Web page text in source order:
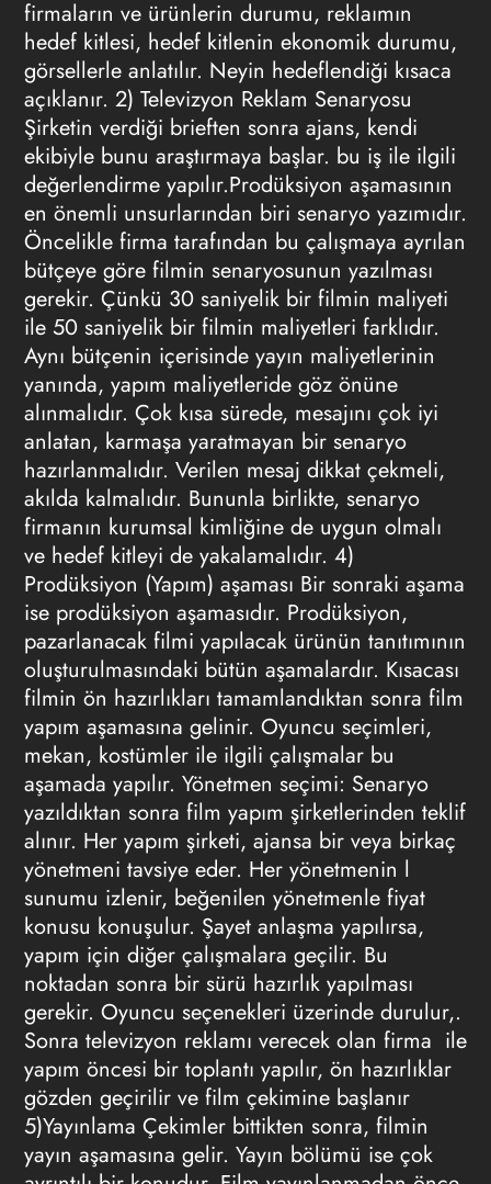
firmaların ve ürünlerin durumu, reklaımın
hedef kitlesi, hedef kitlenin ekonomik durumu,
görsellerle anlatılır. Neyin hedeflendiği kısaca
açıklanır. 2) Televizyon Reklam Senaryosu
Şirketin verdiği brieften sonra ajans, kendi
ekibiyle bunu araştırmaya başlar. bu iş ile ilgili
değerlendirme yapılır.Prodüksiyon aşamasının
en önemli unsurlarından biri senaryo yazımıdır.
Öncelikle firma tarafından bu çalışmaya ayrılan
bütçeye göre filmin senaryosunun yazılması
gerekir. Çünkü 30 saniyelik bir filmin maliyeti
ile 50 saniyelik bir filmin maliyetleri farklıdır.
Aynı bütçenin içerisinde yayın maliyetlerinin
yanında, yapım maliyetleride göz önüne
alınmalıdır. Çok kısa sürede, mesajını çok iyi
anlatan, karmaşa yaratmayan bir senaryo
hazırlanmalıdır. Verilen mesaj dikkat çekmeli,
akılda kalmalıdır. Bununla birlikte, senaryo
firmanın kurumsal kimliğine de uygun olmalı
ve hedef kitleyi de yakalamalıdır. 4)
Prodüksiyon (Yapım) aşaması Bir sonraki aşama
ise prodüksiyon aşamasıdır. Prodüksiyon,
pazarlanacak filmi yapılacak ürünün tanıtımının
oluşturulmasındaki bütün aşamalardır. Kısacası
filmin ön hazırlıkları tamamlandıktan sonra film
yapım aşamasına gelinir. Oyuncu seçimleri,
mekan, kostümler ile ilgili çalışmalar bu
aşamada yapılır. Yönetmen seçimi: Senaryo
yazıldıktan sonra film yapım şirketlerinden teklif
alınır. Her yapım şirketi, ajansa bir veya birkaç
yönetmeni tavsiye eder. Her yönetmenin l
sunumu izlenir, beğenilen yönetmenle fiyat
konusu konuşulur. Şayet anlaşma yapılırsa,
yapım için diğer çalışmalara geçilir. Bu
noktadan sonra bir sürü hazırlık yapılması
gerekir. Oyuncu seçenekleri üzerinde durulur,.
Sonra televizyon reklamı verecek olan firma ile
yapım öncesi bir toplantı yapılır, ön hazırlıklar
gözden geçirilir ve film çekimine başlanır
5)Yayınlama Çekimler bittikten sonra, filmin
yayın aşamasına gelir. Yayın bölümü ise çok